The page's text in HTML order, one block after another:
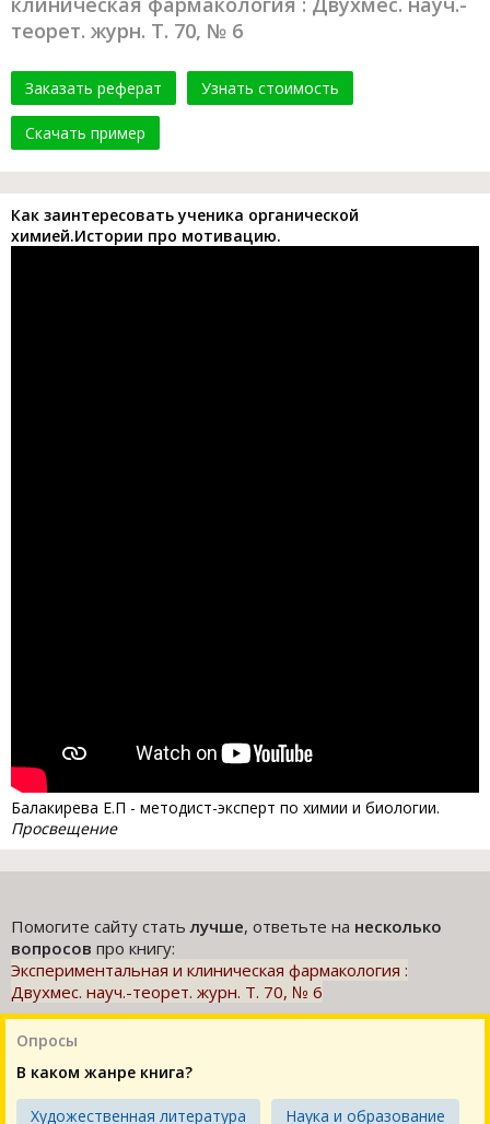
теорет. журн. Т. 70, № 6
Заказать реферат Узнать стоимость
Скачать пример
Как заинтересовать ученика органической
химией.Истории про мотивацию.
Балакирева Е.П - методист-эксперт по химии и биологии.
Просвещение
Помогите сайту статьлучше, ответьте на несколько
вопросов про книгу:
Экспериментальная и клиническая фармакология :
Двухмес. науч.-теорет. журн. Т. 70, № 6
Опросы
В каком жанре книга?
Художественная литература Наука и образование